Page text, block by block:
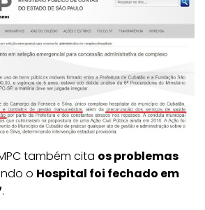
também cita os problemas
o Hospital foi fechado em
.